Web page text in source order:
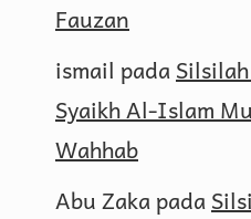
Fauzan
ismail pada
Syaikh Al-Islam
Wahhab
Abu Zakapada